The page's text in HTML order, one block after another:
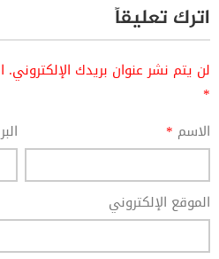
اترك تعليقاً
لن يتم نشر عنوان بريدك الإلكتروني.
*
الاسم *
الموقع الإلكتروني